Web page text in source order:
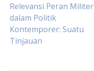
Post
navigation
Relevansi Peran Militer
dalam Politik
Kontemporer: Suatu
Tinjauan